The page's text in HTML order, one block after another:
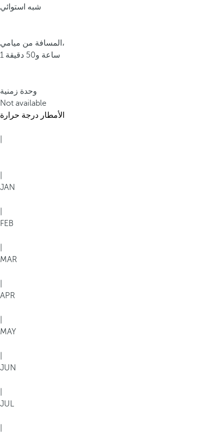
شبه استوائي
المسافة من ميامي،
1 ساعة و50 دقيقة
وحدة زمنية
Not available
درجة حرارة الأمطار
JAN
FEB
MAR
APR
MAY
JUN
JUL